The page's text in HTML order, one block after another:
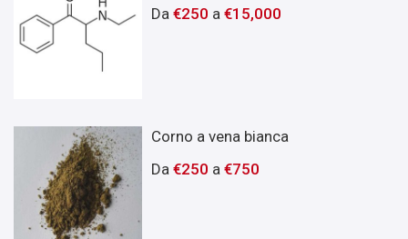
Da€250 a€15,000
Corno a vena bianca
Da€250 a€750